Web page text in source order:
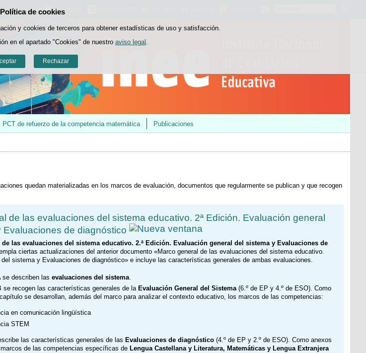
Política de cookies
y cookies de terceros para obtener estadísticas de uso y satisfacción.
en el apartado "Cookies" de nuestro aviso legal
Rechazar
Saltar al contenido
Contacto
PCT de refuerzo de la competencia matemática Publicaciones
quedan materializadas en los marcos de evaluación, documentos que regularmente se publican y que recogen
de las evaluaciones del sistema educativo. 2ª Edición. Evaluación general
Evaluaciones de diagnóstico
de las evaluaciones del sistema educativo. 2.ª Edición. Evaluación general del sistema y Evaluaciones de
ciertas actualizaciones del anterior documento «Marco general de las evaluaciones del sistema educativo.
del sistema y Evaluaciones de diagnóstico» e incluye las características generales de ambas evaluaciones.
se describen lasevaluaciones del sistema.
se recogen las características generales de la Evaluación General del Sistema(6.º de EP y 4.º de ESO). Como
se desarrollan, además del marco para analizar el contexto educativo, los marcos de las competencias:
en comunicación lingüística
STEM
las características generales de las Evaluaciones de diagnóstico (4.º de EP y 2.º de ESO). Como anexos
de las competencias específicas de Lengua Castellana y Literatura, Matemáticas y Lengua Extranjera